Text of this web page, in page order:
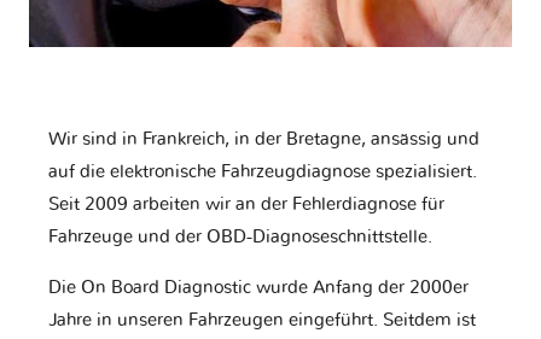
Wir sind in Frankreich, in der Bretagne, ansässig und
auf die elektronische Fahrzeugdiagnose spezialisiert.
Seit 2009 arbeiten wir an der Fehlerdiagnose für
Fahrzeuge und der OBD-Diagnoseschnittstelle.
Die On Board Diagnostic wurde Anfang der 2000er
Jahre in unseren Fahrzeugen eingeführt. Seitdem ist